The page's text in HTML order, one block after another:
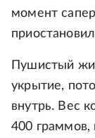
момент
Пушистый
укрытие,
внутрь. Вес
400 граммов,